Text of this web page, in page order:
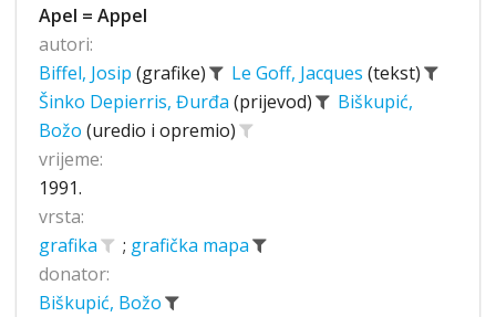
Apel = Appel
autori:
Biffel, Josip (grafike) Le Goff, Jacques (tekst)
Šinko Depierris, Đurđa (prijevod)
Biškupić,
Božo (uredio i opremio)
vrijeme:
1991.
vrsta:
grafika
; grafička mapa
donator:
Biškupić, Božo